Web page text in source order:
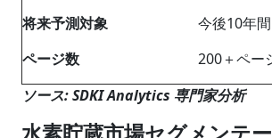
将来予測対象
今後10年
ページ数
200＋ペー
ソース: SDKI Analytics 専門家分析
水素貯蔵市場セグメンテ